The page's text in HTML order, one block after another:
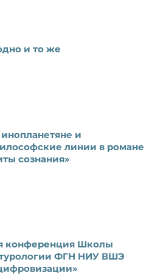
и то же
и
линии в романе
сознания»
конференция Школы
ФГН НИУ ВШЭ